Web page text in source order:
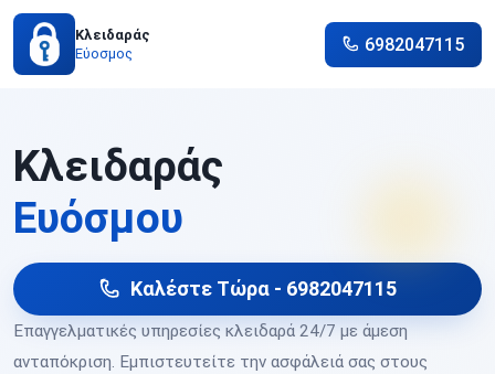
Κλειδαράς
Εύοσμος
6982047115
Κλειδαράς
Ευόσμου
Καλέστε Τώρα - 6982047115
Επαγγελματικές υπηρεσίες κλειδαρά 24/7 με άμεση
ανταπόκριση. Εμπιστευτείτε την ασφάλειά σας στους